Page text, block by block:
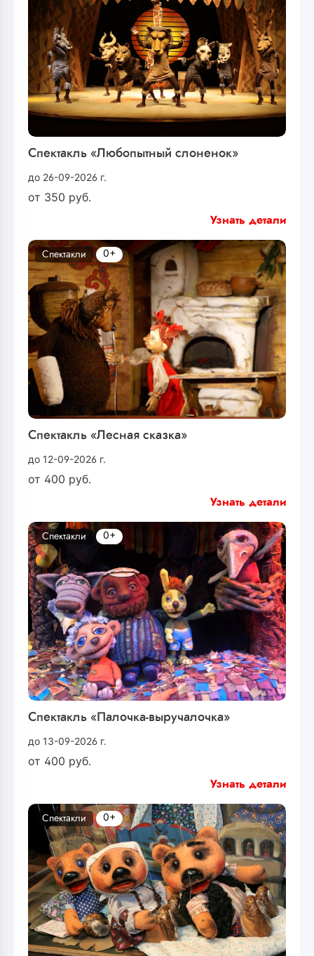
Спектакль «Любопытный слоненок»
до 26-09-2026 г.
от 350 руб.
Узнать детали
Спектакль «Лесная сказка»
до 12-09-2026 г.
от 400 руб.
Спектакли 0+
Узнать детали
Спектакль «Палочка-выручалочка»
до 13-09-2026 г.
от 400 руб.
Спектакли 0+
Узнать детали
Спектакли 0+